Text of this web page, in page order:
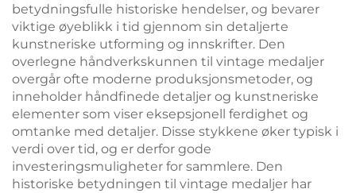
betydningsfulle historiske hendelser, og bevarer
viktige øyeblikk i tid gjennom sin detaljerte
kunstneriske utforming og innskrifter. Den
overlegne håndverkskunnen til vintage medaljer
overgår ofte moderne produksjonsmetoder, og
inneholder håndfinede detaljer og kunstneriske
elementer som viser eksepsjonell ferdighet og
omtanke med detaljer. Disse stykkene øker typisk i
verdi over tid, og er derfor gode
investeringsmuligheter for sammlere. Den
historiske betydningen til vintage medaljer har